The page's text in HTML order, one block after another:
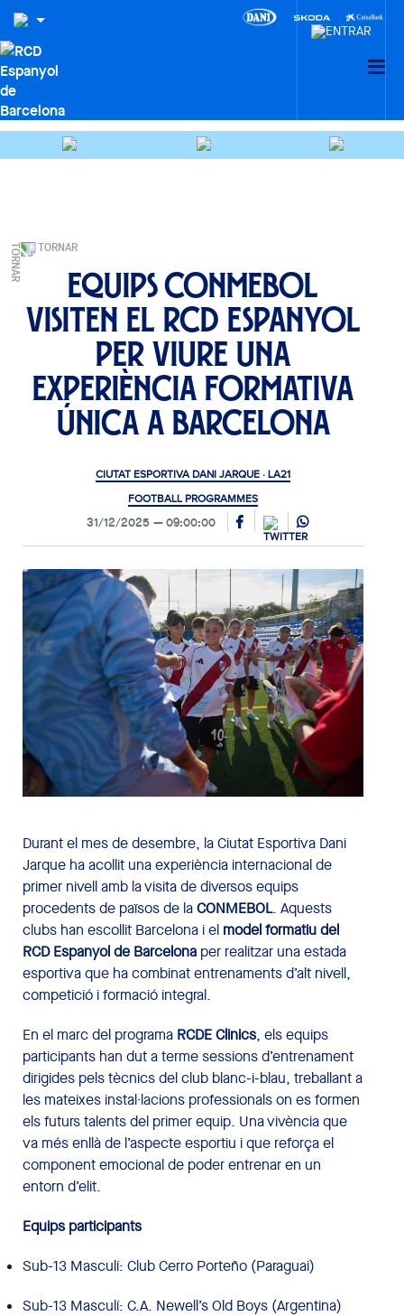
TORNAR
Equips CONMEBOL
visiten el RCD Espanyol
per viure una
experiència formativa
única a Barcelona
CIUTAT ESPORTIVA DANI JARQUE · LA21
FOOTBALL PROGRAMMES
31/12/2025 09:00:00
Durant el mes de desembre, la Ciutat Esportiva Dani
Jarque ha acollit una experiència internacional de
primer nivell amb la visita de diversos equips
procedents de països de laCONMEBOL. Aquests
clubs han escollit Barcelona i el model formatiu del
RCD Espanyol de Barcelona per realitzar una estada
esportiva que ha combinat entrenaments d’alt nivell,
competició i formació integral.
En el marc del programa RCDE Clinics, els equips
participants han dut a terme sessions d’entrenament
dirigides pels tècnics del club blanc-i-blau, treballant a
les mateixes instal·lacions professionals on es formen
els futurs talents del primer equip. Una vivència que
va més enllà de l’aspecte esportiu i que reforça el
component emocional de poder entrenar en un
entorn d’elit.
Equips participants
Sub-13 Masculí: Club Cerro Porteño (Paraguai)
Sub-13 Masculí: C.A. Newell’s Old Boys (Argentina)